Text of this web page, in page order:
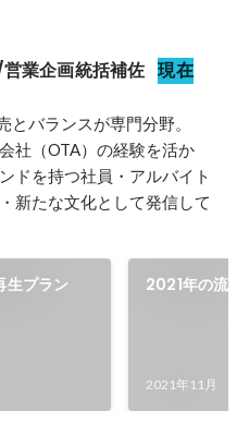
業企画統括補佐 現在
とバランスが専門分野。
社（OTA）の経験を活か
ドを持つ社員・アルバイト
新たな文化として発信して
プラン 2021年の流
2021年11月